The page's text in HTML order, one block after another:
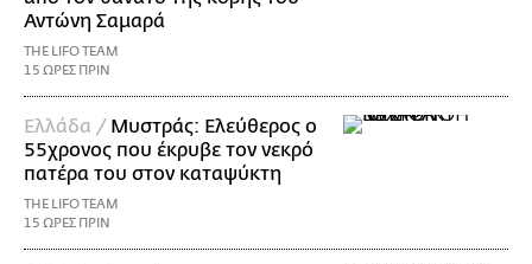
Αντώνη Σαμαρά
THE LIFO TEAM
15 ΩΡΕΣ ΠΡΙΝ
Ελλάδα / Μυστράς: Ελεύθερος ο
55χρονος που έκρυβε τον νεκρό
πατέρα του στον καταψύκτη
THE LIFO TEAM
15 ΩΡΕΣ ΠΡΙΝ